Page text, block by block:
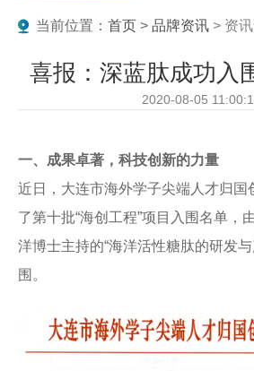
当前位置： 首页 > 品牌资讯 > 资
喜报：深蓝肽成功入
2020-08-05
一、成果卓著，科技创新的力量
近日，大连市海外学子尖端人才归国
了第十批“海创工程”项目入围名单，
洋博士主持的“海洋活性糖肽的研发
围。